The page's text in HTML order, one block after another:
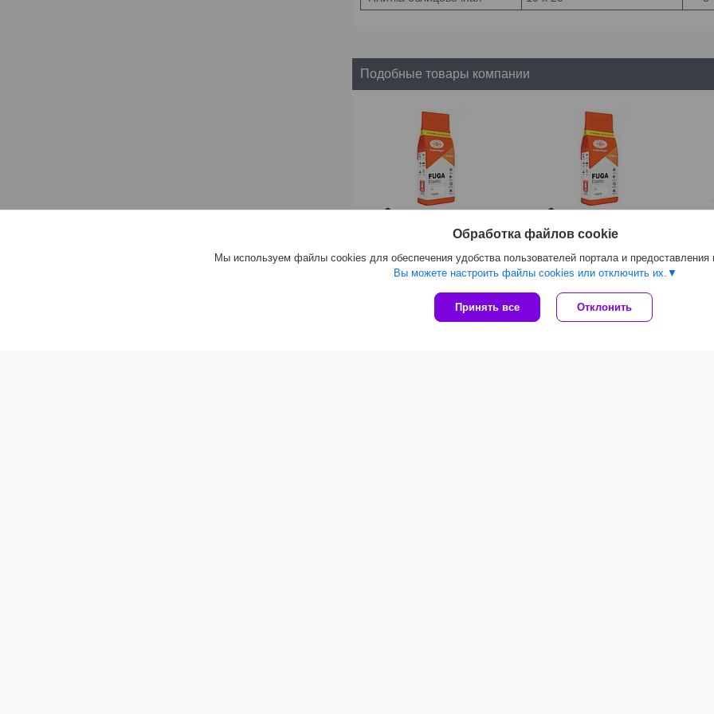
Подобные товары компании
Затирка для швов Тайфун
FUGA Elastic №202
пепельная, 2 кг
Затирка для швов Тайфун
FUGA Elastic №001 белая, 2
кг
9,60 руб.
Обработка файлов cookie
Мы используем файлы cookies для обеспечения удобства пользователей портала и предоставления
Вы можете настроить файлы cookies или отключить их.
Принять все Отклонить